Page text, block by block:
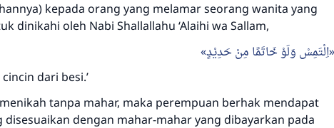
kepada orang yang melamar seorang wanita yang
dinikahi oleh Nabi Shallallahu ‘Alaihi wa Sallam,
اِلْتَمِسْ وَلَوْ خَاتَمًا مِنْ حَدِيْدٍ
dari besi.’
tanpa mahar, maka perempuan berhak mendapat
disesuaikan dengan mahar-mahar yang dibayarkan pada
no. 110845 menyelamatkan
pernikahan.
dalam memberikan jawaban untuk umat